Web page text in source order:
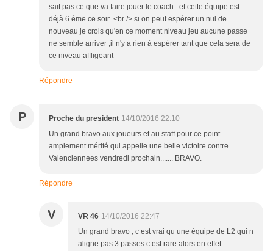
sait pas ce que va faire jouer le coach ..et cette équipe est
déjà 6 éme ce soir .<br /> si on peut espérer un nul de
nouveau je crois qu'en ce moment niveau jeu aucune passe
ne semble arriver ,il n'y a rien à espérer tant que cela sera de
ce niveau affligeant
Répondre
P Proche du president 14/10/2016 22:10
Un grand bravo aux joueurs et au staff pour ce point
amplement mérité qui appelle une belle victoire contre
Valenciennees vendredi prochain....... BRAVO.
Répondre
V VR 46 14/10/2016 22:47
Un grand bravo , c est vrai qu une équipe de L2 qui n
aligne pas 3 passes c est rare alors en effet